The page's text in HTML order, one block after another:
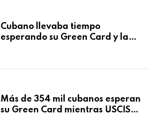
Cubano llevaba tiempo
esperando su Green Card y la
Más de 354 mil cubanos esperan
su Green Card mientras USCIS